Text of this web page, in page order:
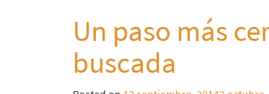
Un paso más
buscada